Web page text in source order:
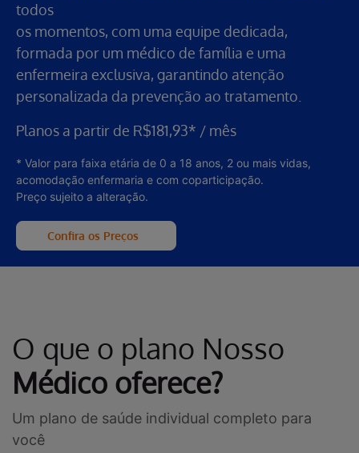
todos
os momentos, com uma equipe dedicada,
formada por um médico de família e uma
enfermeira exclusiva, garantindo atenção
personalizada da prevenção ao tratamento.
Planos a partir de R$181,93* / mês
* Valor para faixa etária de 0 a 18 anos, 2 ou mais vidas,
acomodação enfermaria e com coparticipação.
Preço sujeito a alteração.
Confira os Preços
O que o plano Nosso
Médico oferece?
Um plano de saúde individual completo para
você